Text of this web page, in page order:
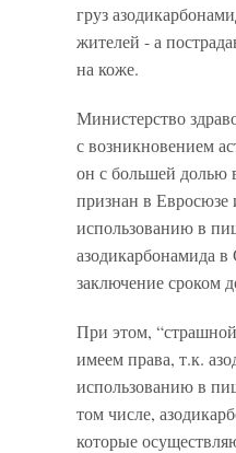
груз
жителей - а
на коже.
Министерство
с возникновением
он с большей долью
признан в Евросюзе
использованию в
азодикарбонамида
заключение сроком
При этом,
имеем права, т.к.
использованию в
том числе,
которые